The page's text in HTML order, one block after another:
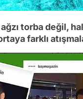
torba değil,
farklı